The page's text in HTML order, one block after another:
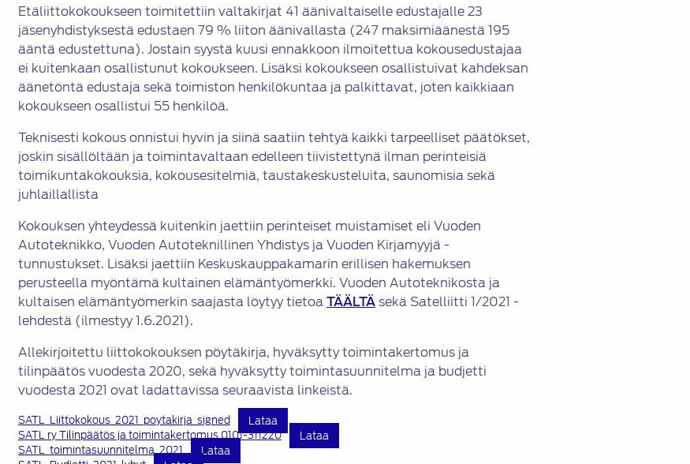
Etäliittokokoukseen toimitettiin valtakirjat 41 äänivaltaiselle edustajalle 23
jäsenyhdistyksestä edustaen 79 % liiton äänivallasta (247 maksimiäänestä 195
ääntä edustettuna). Jostain syystä kuusi ennakkoon ilmoitettua kokousedustajaa
ei kuitenkaan osallistunut kokoukseen. Lisäksi kokoukseen osallistuivat kahdeksan
äänetöntä edustaja sekä toimiston henkilökuntaa ja palkittavat, joten kaikkiaan
kokoukseen osallistui 55 henkilöä.
Teknisesti kokous onnistui hyvin ja siinä saatiin tehtyä kaikki tarpeelliset päätökset,
joskin sisällöltään ja toimintavaltaan edelleen tiivistettynä ilman perinteisiä
toimikuntakokouksia, kokousesitelmiä, taustakeskusteluita, saunomisia sekä
juhlaillallista
Kokouksen yhteydessä kuitenkin jaettiin perinteiset muistamiset eli Vuoden
Autoteknikko, Vuoden Autoteknillinen Yhdistys ja Vuoden Kirjamyyjä -
tunnustukset. Lisäksi jaettiin Keskuskauppakamarin erillisen hakemuksen
perusteella myöntämä kultainen elämäntyömerkki. Vuoden Autoteknikosta ja
kultaisen elämäntyömerkin saajasta löytyy tietoaTÄÄLTÄsekä Satelliitti 1/2021 -
lehdestä (ilmestyy 1.6.2021).
Allekirjoitettu liittokokouksen pöytäkirja, hyväksytty toimintakertomus ja
tilinpäätös vuodesta 2020, sekä hyväksytty toimintasuunnitelma ja budjetti
vuodesta 2021 ovat ladattavissa seuraavista linkeistä.
SATL_Liittokokous_2021_poytakirja_signed
Lataa
SATL ry Tilinpäätös ja toimintakertomus 0101-311220
Lataa
SATL_toimintasuunnitelma_2021
Lataa